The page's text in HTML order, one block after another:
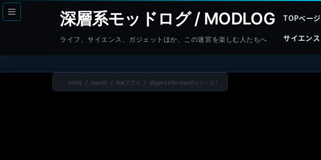
コ
ン
へ
ナ
ビ
ョ
深層系モッドログ / MODLOG
ライフ、サイエンス、ガジェットほか、この迷宮を楽しむ人たちへ
TOPページ
サイエンス
HOME macOS Macアプリ Skype 5.6 for Macがリリース！